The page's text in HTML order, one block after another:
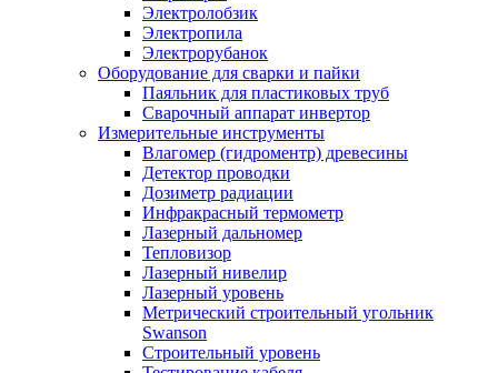
Электролобзик
Электропила
Электрорубанок
Оборудование для сварки и пайки
Паяльник для пластиковых труб
Сварочный аппарат инвертор
Измерительные инструменты
Влагомер (гидроментр) древесины
Детектор проводки
Дозиметр радиации
Инфракрасный термометр
Лазерный дальномер
Тепловизор
Лазерный нивелир
Лазерный уровень
Метрический строительный угольник
Swanson
Строительный уровень